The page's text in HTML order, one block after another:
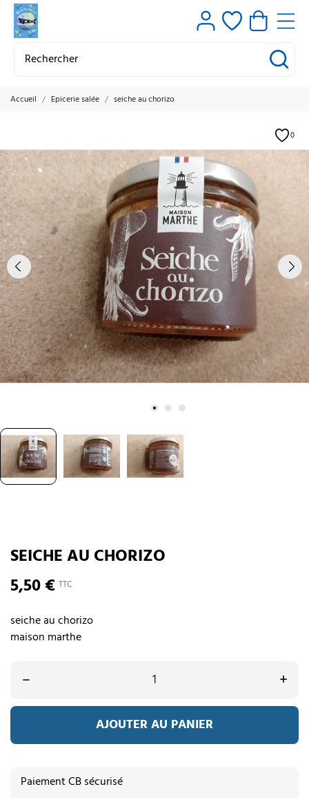
Accueil Epicerie salée seiche au chorizo
0
SEICHE AU CHORIZO
5,50 € TTC
seiche au chorizo
maison marthe
– +
AJOUTER AU PANIER
Paiement CB sécurisé